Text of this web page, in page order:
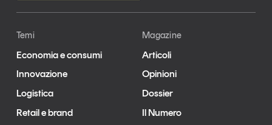
Temi
Economia e consumi
Innovazione
Logistica
Retail e brand
Magazine
Articoli
Opinioni
Dossier
Il Numero